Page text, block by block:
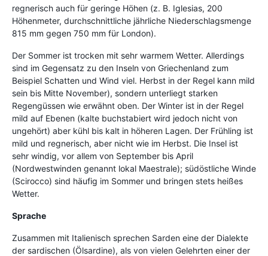
regnerisch auch für geringe Höhen (z. B. Iglesias, 200
Höhenmeter, durchschnittliche jährliche Niederschlagsmenge
815 mm gegen 750 mm für London).
Der Sommer ist trocken mit sehr warmem Wetter. Allerdings
sind im Gegensatz zu den Inseln von Griechenland zum
Beispiel Schatten und Wind viel. Herbst in der Regel kann mild
sein bis Mitte November), sondern unterliegt starken
Regengüssen wie erwähnt oben. Der Winter ist in der Regel
mild auf Ebenen (kalte buchstabiert wird jedoch nicht von
ungehört) aber kühl bis kalt in höheren Lagen. Der Frühling ist
mild und regnerisch, aber nicht wie im Herbst. Die Insel ist
sehr windig, vor allem von September bis April
(Nordwestwinden genannt lokal Maestrale); südöstliche Winde
(Scirocco) sind häufig im Sommer und bringen stets heißes
Wetter.
Sprache
Zusammen mit Italienisch sprechen Sarden eine der Dialekte
der sardischen (Ölsardine), als von vielen Gelehrten einer der